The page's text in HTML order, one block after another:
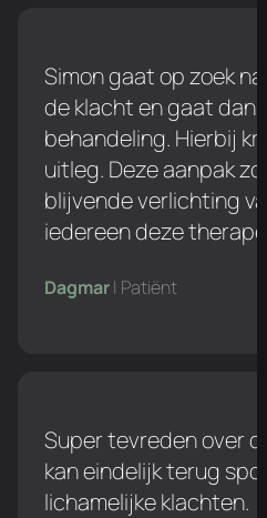
Simon gaat op zoek
de klacht en gaat dan
behandeling. Hierbij
uitleg. Deze aanpak
blijvende verlichting
iedereen deze
Dagmar| Patiënt
Super tevreden over
kan eindelijk terug
lichamelijke klachten.